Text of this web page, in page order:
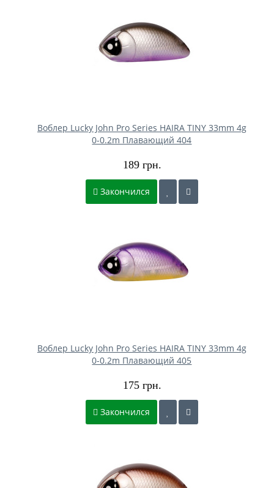
Воблер Lucky John Pro Series HAIRA TINY 33mm 4g
0-0.2m Плавающий 404
189 грн.
Закончился
Воблер Lucky John Pro Series HAIRA TINY 33mm 4g
0-0.2m Плавающий 405
175 грн.
Закончился